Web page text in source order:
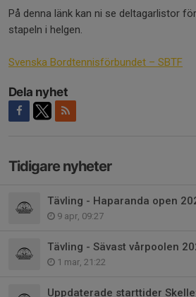
På denna länk kan ni se deltagarlistor
stapeln i helgen.
Svenska Bordtennisförbundet – SBTF
Dela nyhet
Tidigare nyheter
Tävling - Haparanda open
9 apr, 09:27
Tävling - Sävast vårpoolen
1 mar, 21:22
Uppdaterade starttider